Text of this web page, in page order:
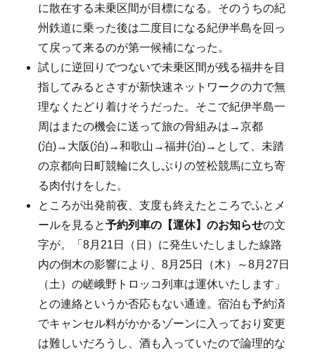
に散在する未乗区間が目標になる。そのうちの紀
州鉄道に乗った後は二度目になる紀伊半島を回っ
て戻って来るのが第一候補になった。
試しに逆回りでつないで未乗区間が残る福井を目
指してみるとさすが新快速ネットワークの力で無
理なくたどり着けそうだった。そこで紀伊半島一
周はまたの機会に送って旅の骨組みは→京都
(泊)→大阪(泊)→和歌山→福井(泊)→として、未踏
の京都向日町競輪に久しぶりの笠松競馬に立ち寄
る肉付けをした。
ところが出発前夜、支度も終えたところでふとメ
ールを見ると予約列車の【運休】のお知らせの文
字が。「8月21日（日）に発生いたしました線路
内の倒木の影響により、8月25日（木）～8月27日
（土）の嵯峨野トロッコ列車は運休いたします」
との連絡というか否応もない通達。宿泊も予約済
でキャンセル料がかかるゾーンに入っており変更
は難しいだろうし、酒も入っていたので論理的な